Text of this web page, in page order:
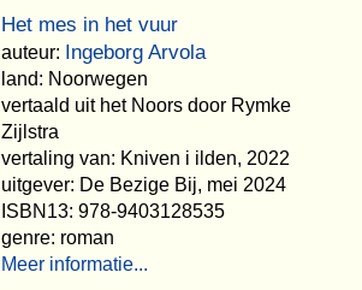
Het mes in het vuur
auteur: Ingeborg Arvola
land: Noorwegen
vertaald uit het Noors door Rymke
Zijlstra
vertaling van: Kniven i ilden, 2022
uitgever: De Bezige Bij, mei 2024
ISBN13: 978-9403128535
genre: roman
Meer informatie...